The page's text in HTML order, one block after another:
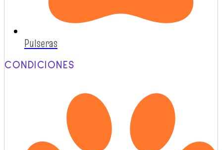
Pulseras
CONDICIONES